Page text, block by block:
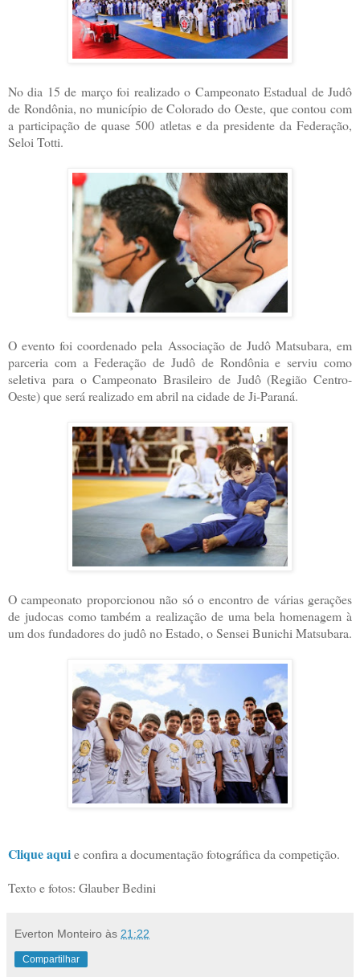
No dia 15 de março foi realizado o Campeonato Estadual de Judô
de Rondônia, no município de Colorado do Oeste, que contou com
a participação de quase 500 atletas e da presidente da Federação,
Seloi Totti.
O evento foi coordenado pela Associação de Judô Matsubara, em
parceria com a Federação de Judô de Rondônia e serviu como
seletiva para o Campeonato Brasileiro de Judô (Região Centro-
Oeste) que será realizado em abril na cidade de Ji-Paraná.
O campeonato proporcionou não só o encontro de várias gerações
de judocas como também a realização de uma bela homenagem à
um dos fundadores do judô no Estado, o Sensei Bunichi Matsubara.
Clique aquie confira a documentação fotográfica da competição.
Texto e fotos: Glauber Bedini
Everton Monteiro às 21:22
Compartilhar